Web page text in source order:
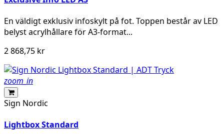
En väldigt exklusiv infoskylt på fot. Toppen består av LED
belyst acrylhållare för A3-format...
2 868,75 kr
zoom_in
Sign Nordic
Lightbox Standard